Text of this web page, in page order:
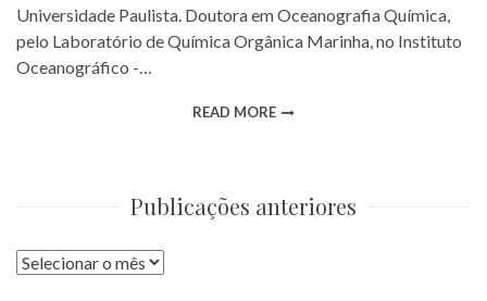
Universidade Paulista. Doutora em Oceanografia Química,
pelo Laboratório de Química Orgânica Marinha, no Instituto
Oceanográfico -…
READ MORE
Publicações anteriores
Publicações